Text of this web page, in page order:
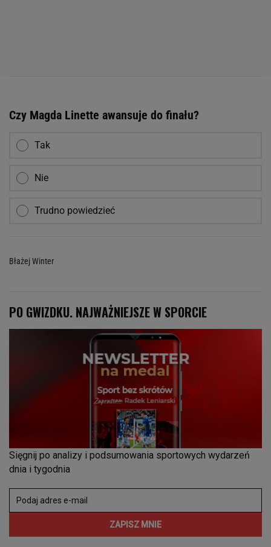
Czy Magda Linette awansuje do finału?
Tak
Nie
Trudno powiedzieć
Błażej Winter